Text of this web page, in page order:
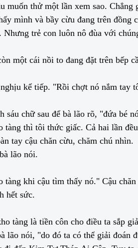
muốn thử một lần xem sao.
mình và bầy cừu đang trên
trẻ con luôn nô đùa với
một cái nồi to đang đặt trên bếp
kể tiếp. "Rồi chợt nó nắm tay
chữ sau để bà lão rõ, "đứa
thì tôi thức giấc. Cả hai lần
tay cậu chăn cừu, chăm chú nhìn.
lão nói.
khi cậu tìm thấy nó." Cậu
hết sức.
tàng là tiền côn cho điều ta sắp
nói, "do đó ta có thể giải